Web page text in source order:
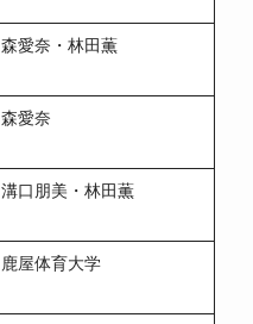
森愛奈・林田薫
森愛奈
溝口朋美・林田薫
鹿屋体育大学